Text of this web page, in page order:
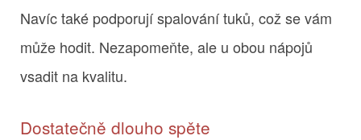
Navíc také podporují spalování tuků, což se vám
může hodit. Nezapomeňte, ale u obou nápojů
vsadit na kvalitu.
Dostatečně dlouho spěte